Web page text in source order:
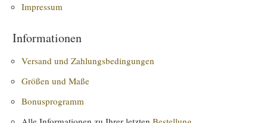
Impressum
Informationen
Versand und Zahlungsbedingungen
Größen und Maße
Bonusprogramm